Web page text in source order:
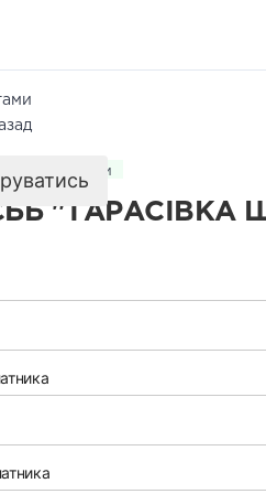
послуги
"ТАРАСІВКА